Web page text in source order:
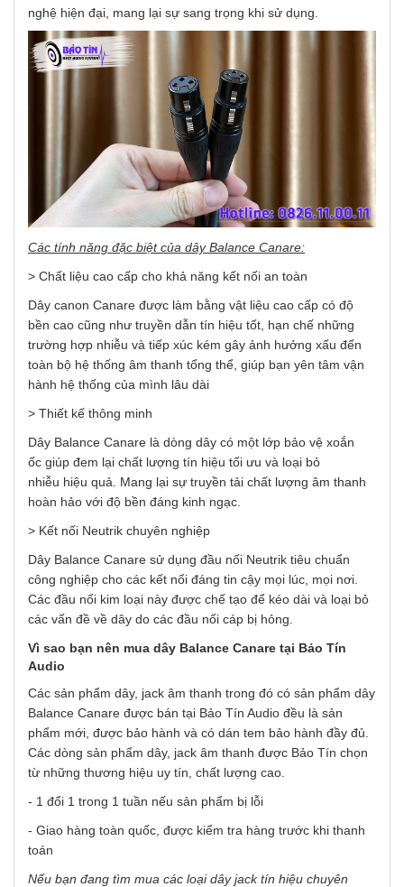
nghệ hiện đại, mang lại sự sang trọng khi sử dụng.
Các tính năng đặc biệt của dây Balance Canare:
> Chất liệu cao cấp cho khả năng kết nối an toàn
Dây canon Canare được làm bằng vật liệu cao cấp có độ
bền cao cũng như truyền dẫn tín hiệu tốt, hạn chế những
trường hợp nhiễu và tiếp xúc kém gây ảnh hưởng xấu đến
toàn bộ hệ thống âm thanh tổng thể, giúp bạn yên tâm vận
hành hệ thống của mình lâu dài
> Thiết kế thông minh
Dây Balance Canare là dòng dây có một lớp bảo vệ xoắn
ốc giúp đem lại chất lượng tín hiệu tối ưu và loại bỏ
nhiễu hiệu quả. Mang lại sự truyền tải chất lượng âm thanh
hoàn hảo với độ bền đáng kinh ngạc.
> Kết nối Neutrik chuyên nghiệp
Dây Balance Canare sử dụng đầu nối Neutrik tiêu chuẩn
công nghiệp cho các kết nối đáng tin cậy mọi lúc, mọi nơi.
Các đầu nối kim loại này được chế tạo để kéo dài và loại bỏ
các vấn đề về dây do các đầu nối cáp bị hỏng.
Vì sao bạn nên mua dây Balance Canare tại Bảo Tín
Audio
Các sản phẩm dây, jack âm thanh trong đó có sản phẩm dây
Balance Canare được bán tại Bảo Tín Audio đều là sản
phẩm mới, được bảo hành và có dán tem bảo hành đầy đủ.
Các dòng sản phẩm dây, jack âm thanh được Bảo Tín chọn
từ những thương hiệu uy tín, chất lượng cao.
- 1 đổi 1 trong 1 tuần nếu sản phẩm bị lỗi
- Giao hàng toàn quốc, được kiểm tra hàng trước khi thanh
toán
Nếu bạn đang tìm mua các loại dây jack tín hiệu chuyên